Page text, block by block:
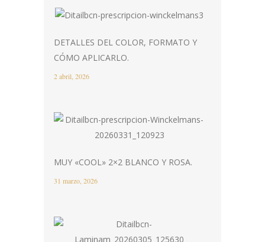
DETALLES DEL COLOR, FORMATO Y
CÓMO APLICARLO.
2 abril, 2026
MUY «COOL» 2×2 BLANCO Y ROSA.
31 marzo, 2026